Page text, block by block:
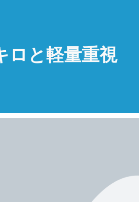
ロと軽量重視